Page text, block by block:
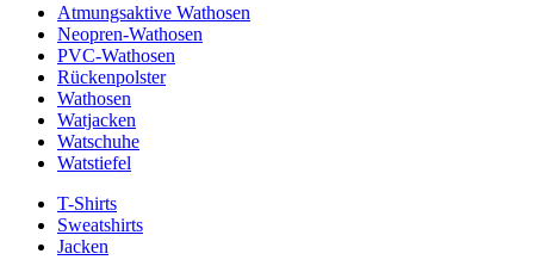
Atmungsaktive Wathosen
Neopren-Wathosen
PVC-Wathosen
Rückenpolster
Wathosen
Watjacken
Watschuhe
Watstiefel
T-Shirts
Sweatshirts
Jacken